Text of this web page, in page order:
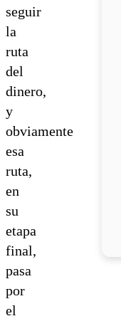
seguir
la
ruta
del
dinero,
y
obviamente
esa
ruta,
en
su
etapa
final,
pasa
por
el